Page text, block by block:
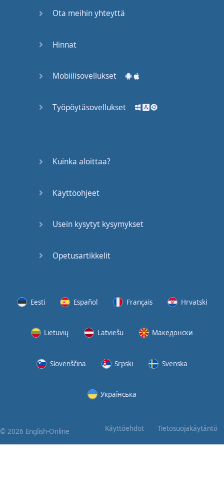
Ota meihin yhteyttä
Hinnat
Mobiilisovellukset
Työpöytäsovellukset
Kuinka aloittaa?
Käyttöohjeet
Usein kysytyt kysymykset
Opetusartikkelit
Eesti Español Français Hrvatski
Lietuvių Latviešu Македонски
Slovenščina Srpski Svenska
Українська
© 2026 English-Online Käyttöehdot Tietosuojakäytäntö